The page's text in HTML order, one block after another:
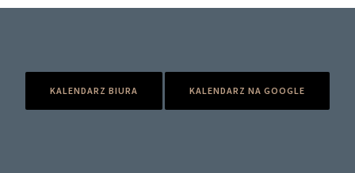
KALENDARZ BIURA KALENDARZ NA GOOGLE